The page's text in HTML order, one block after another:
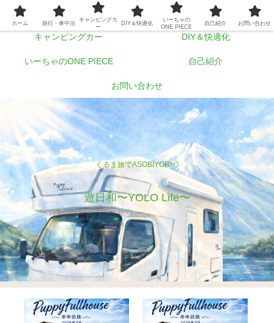
くるま旅でASOBIYORI💨
遊日和〜YOLO Life〜
ホーム 旅行・車中泊
キャンピングカー DIY＆快適化
いーちゃのONE PIECE 自己紹介
お問い合わせ
ホーム 旅行・車中泊
キャンピングカ
ー
DIY＆快適化
いーちゃの
ONE PIECE
自己紹介 お問い合わせ